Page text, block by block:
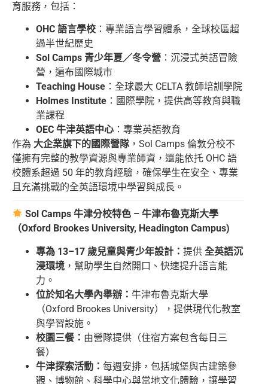
育服務，包括：
OHC 語言學校 ：專業語言學習體系，全球校區超
過半世紀歷史
Sol Camps 青少年夏／冬令營 ：沉浸式英語冒險
營，遍布國際城市
Teaching House ：全球最大 CELTA 教師培訓學院
Holmes Institute ：國際學院，提供高等教育與職
業課程
OEC 牛津英語中心 ：專業英語教育
作為 大企業旗下的國際營隊，Sol Camps 倫敦分校不
僅擁有完整的教學資源與專業師資，還能依托 OHC 語
校體系超過 50 年的教育經驗，確保學生在安全、專業
且充滿挑戰的全英語環境中學習與成長。
Sol Camps 牛津分校特色 – 牛津布魯克斯大學
（Oxford Brookes University, Headington Campus)
專為 13–17 歲兒童與青少年設計： 提供 全英語沉
浸環境 ，幫助學生自然開口、快速提升語言能
力。
位於知名大學內舉辦： 牛津布魯克斯大學
（Oxford Brookes University），提供現代化教室
與學習設施。
校園三餐： 由營隊提供（住宿方案包含每日三
餐）
牛津探索活動： 每週安排，包括城堡與古建築參
觀、博物館、科學中心與當地文化體驗，讓學習